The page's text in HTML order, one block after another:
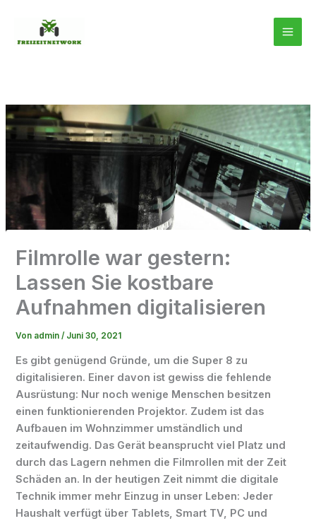
springen
Filmrolle war gestern:
Lassen Sie kostbare
Aufnahmen digitalisieren
Von admin/ Juni 30, 2021
Es gibt genügend Gründe, um die Super 8 zu
digitalisieren. Einer davon ist gewiss die fehlende
Ausrüstung: Nur noch wenige Menschen besitzen
einen funktionierenden Projektor. Zudem ist das
Aufbauen im Wohnzimmer umständlich und
zeitaufwendig. Das Gerät beansprucht viel Platz und
durch das Lagern nehmen die Filmrollen mit der Zeit
Schäden an. In der heutigen Zeit nimmt die digitale
Technik immer mehr Einzug in unser Leben: Jeder
Haushalt verfügt über Tablets, Smart TV, PC und